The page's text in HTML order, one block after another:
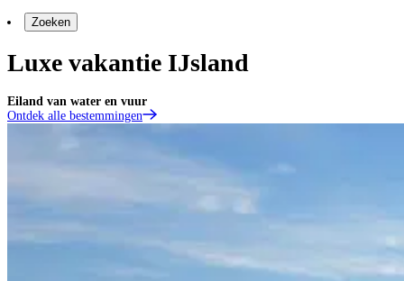
Zoeken
Luxe vakantie IJsland
Eiland van water en vuur
Ontdek alle bestemmingen